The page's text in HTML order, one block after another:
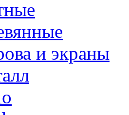
и экраны